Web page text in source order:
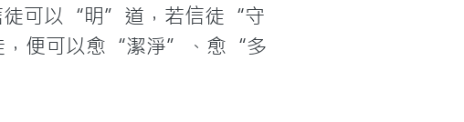
徒可以“明”道，若信徒“守
，便可以愈“潔淨”、愈“多